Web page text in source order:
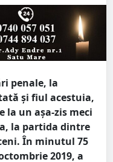
penale, la
și fiul acestuia,
la un așa-zis meci
la partida dintre
În minutul 75
2019, a